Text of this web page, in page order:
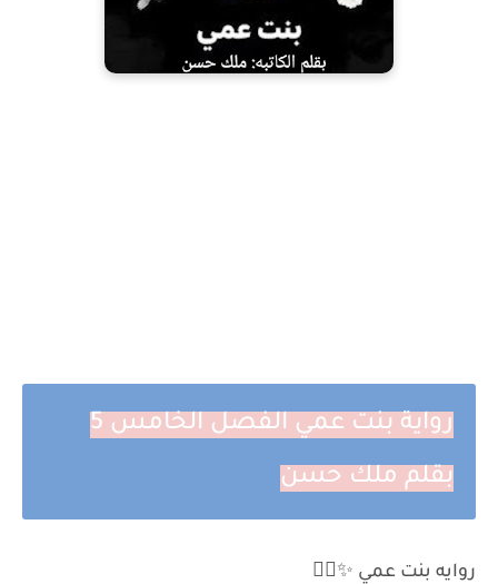
رواية بنت عمي الفصل الخامس 5
بقلم ملك حسن
روايه بنت عمي ✨✌🏻